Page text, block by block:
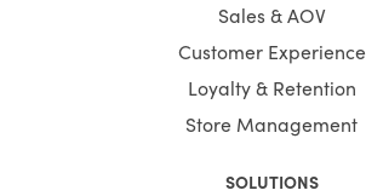
Sales & AOV
Customer Experience
Loyalty & Retention
Store Management
SOLUTIONS